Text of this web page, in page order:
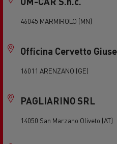
46045 MARMIROLO (MN)
Officina Cervetto
16011 ARENZANO (GE)
PAGLIARINO SRL
14050 San Marzano Oliveto (AT)